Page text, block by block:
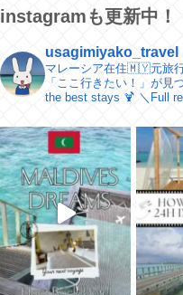
instagramも更新中！
usagimiyako_travel
マレーシア在住🇲🇾元旅
「ここ行きたい！」が見
the best stays 🍹 ＼​Full